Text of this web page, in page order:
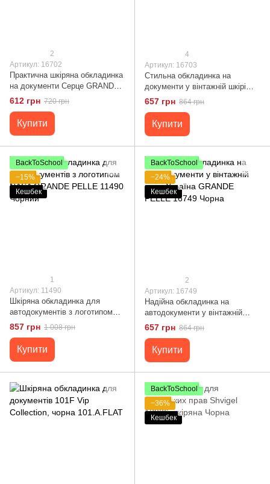
2
Артикул: 16702
Практична шкіряна обкладинка
на документи Серце GRANDE
PELLE 16702 Чорна
612 грн 720 грн
Купити
4
Артикул: 16703
Стильна обкладинка на
документи у вінтажній шкірі
Слава ЗСУ GRANDE PELLE
16703 Чорна
657 грн 864 грн
Купити
BackToSchool
−15%
Кешбек
1
Артикул: 11490
Шкіряна обкладинка для
автодокументів з логотипом
NASA GRANDE PELLE 11490
Чорний
857 грн 1 008 грн
Купити
BackToSchool
−24%
Кешбек
2
Артикул: 16749
Надійна обкладинка на
автодокументи у вінтажній
шкірі Україна GRANDE PELLE
16749 Чорна
657 грн 864 грн
Купити
BackToSchool
−36%
Кешбек